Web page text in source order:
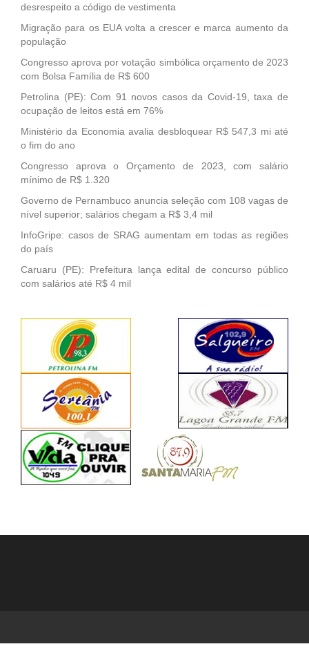
desrespeito a código de vestimenta
Migração para os EUA volta a crescer e marca aumento da
população
Congresso aprova por votação simbólica orçamento de 2023
com Bolsa Família de R$ 600
Petrolina (PE): Com 91 novos casos da Covid-19, taxa de
ocupação de leitos está em 76%
Ministério da Economia avalia desbloquear R$ 547,3 mi até
o fim do ano
Congresso aprova o Orçamento de 2023, com salário
mínimo de R$ 1.320
Governo de Pernambuco anuncia seleção com 108 vagas de
nível superior; salários chegam a R$ 3,4 mil
InfoGripe: casos de SRAG aumentam em todas as regiões
do país
Caruaru (PE): Prefeitura lança edital de concurso público
com salários até R$ 4 mil